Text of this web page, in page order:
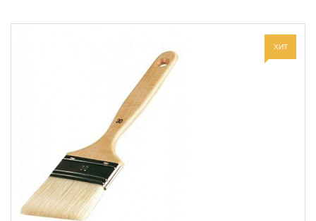
Материал лезвия: сталь
Рекомендации по использованию
Безопасный нож требует аккуратного и бережного обращения,
не рекомендуется ронять и использовать в других целях, только
для разрезания пленки и обертывания Парафанго!
Подцепить тонким пластиковым кончиком кожа край пленки
вместе с обертыванием Парафанго и продвинуть нож вперед, до
соприкосновения режущей кромки с краем. Далее аккуратно
вести нож, разрезая пленку вместе с препаратом. Развернуть
края и снять Парафанго с тела. Нож очистить от остатков
ХИТ